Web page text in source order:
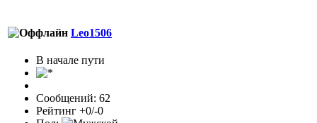
Leo1506
В начале пути
Сообщений: 62
Рейтинг +0/-0